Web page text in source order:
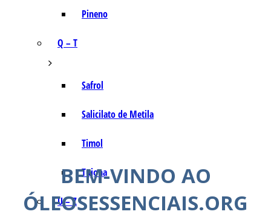
Pineno
Q – T
Safrol
Salicilato de Metila
Timol
Tujona
U – Z
BEM-VINDO AO
ÓLEOSESSENCIAIS.ORG